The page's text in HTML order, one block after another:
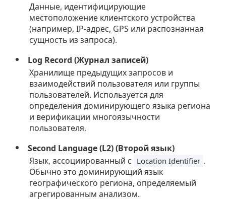
Данные, идентифицирующие
местоположение клиентского устройства
(например, IP-адрес, GPS или распознанная
сущность из запроса).
Log Record (Журнал записей)
Хранилище предыдущих запросов и
взаимодействий пользователя или группы
пользователей. Используется для
определения доминирующего языка региона
и верификации многоязычности
пользователя.
Second Language (L2) (Второй язык)
Язык, ассоциированный с Location Identifier .
Обычно это доминирующий язык
географического региона, определяемый
агрегированным анализом.